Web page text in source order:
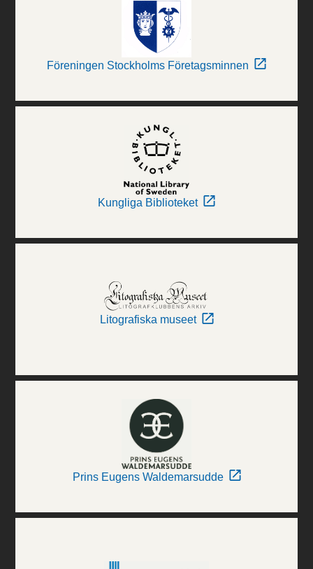
Föreningen Stockholms Företagsminnen
Kungliga Biblioteket
Litografiska museet
Prins Eugens Waldemarsudde